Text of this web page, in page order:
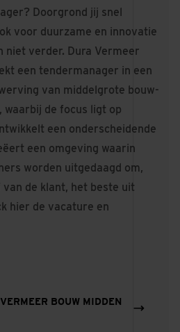
Doorgrond jij snel
voor duurzame en innovatie
niet verder. Dura Vermeer
een tendermanager in een
van middelgrote bouw-
de focus ligt op
een onderscheidende
een omgeving waarin
worden uitgedaagd om,
de klant, het beste uit
hier de vacature en
BOUW MIDDEN